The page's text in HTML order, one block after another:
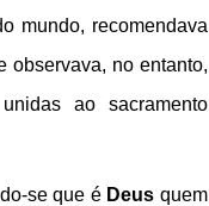
mundo, recomendava
observava, no entanto,
ao sacramento
se que é Deus quem